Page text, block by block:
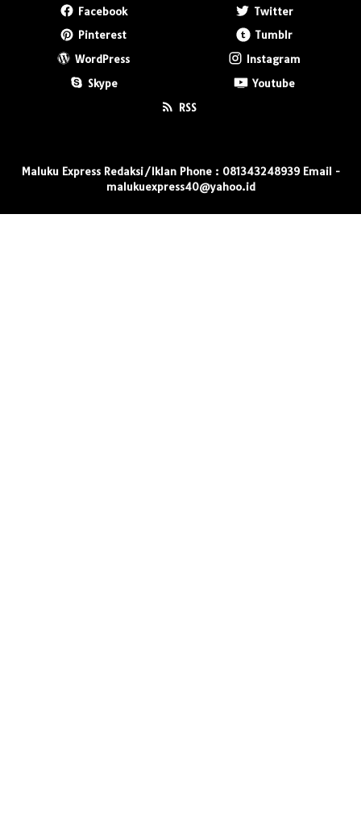
Facebook
Twitter
Pinterest
Tumblr
WordPress
Instagram
Skype
Youtube
RSS
Maluku Express Redaksi/Iklan Phone : 081343248939 Email -
malukuexpress40@yahoo.id